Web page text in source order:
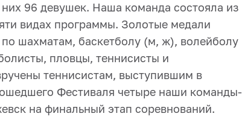
96 девушек. Наша команда состояла из
видах программы. Золотые медали
шахматам, баскетболу (м, ж), волейболу
пловцы, теннисисты и
теннисистам, выступившим в
Фестиваля четыре наши команды-
на финальный этап соревнований.